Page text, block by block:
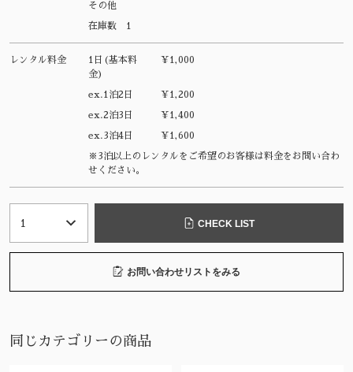
その他
在庫数 1
レンタル料金
1日(基本料
金)
¥1,000
ex.1泊2日 ¥1,200
ex.2泊3日 ¥1,400
ex.3泊4日 ¥1,600
※3泊以上のレンタルをご希望のお客様は料金をお問い合わ
せください。
CHECK LIST
お問い合わせリストをみる
同じカテゴリーの商品